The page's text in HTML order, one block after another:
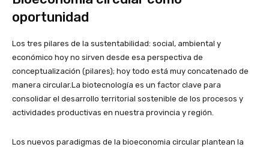
oportunidad
Los tres pilares de la sustentabilidad: social, ambiental y
económico hoy no sirven desde esa perspectiva de
conceptualización (pilares); hoy todo está muy concatenado de
manera circular.La biotecnología es un factor clave para
consolidar el desarrollo territorial sostenible de los procesos y
actividades productivas en nuestra provincia y región.
Los nuevos paradigmas de la bioeconomia circular plantean la